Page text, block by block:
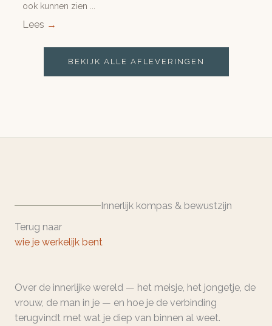
ook kunnen zien ...
Lees →
BEKIJK ALLE AFLEVERINGEN
Innerlijk kompas & bewustzijn
Terug naar
wie je werkelijk bent
Over de innerlijke wereld — het meisje, het jongetje, de
vrouw, de man in je — en hoe je de verbinding
terugvindt met wat je diep van binnen al weet.